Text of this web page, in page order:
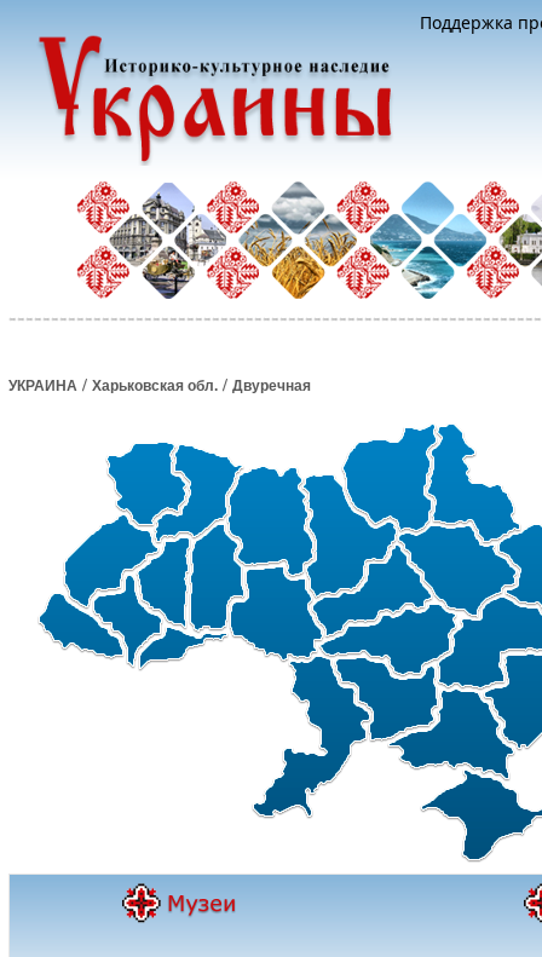
Поддержка
УКРАИНА / Харьковская обл. / Двуречная